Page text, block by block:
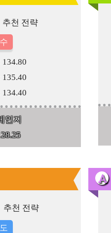
추천 전략
인지
추천 전략